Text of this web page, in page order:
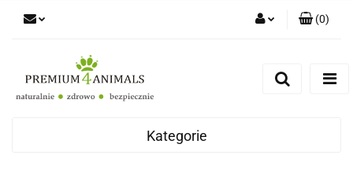
(0)
Kategorie